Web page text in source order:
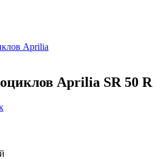
Aprilia
Aprilia SR 50 R